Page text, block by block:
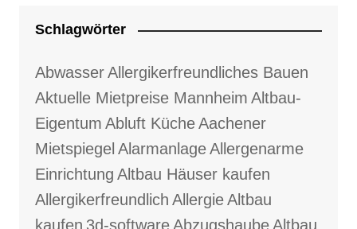
Schlagwörter
AbwasserAllergikerfreundliches Bauen
Aktuelle Mietpreise Mannheim Altbau-
Eigentum Abluft KücheAachener
Mietspiegel AlarmanlageAllergenarme
Einrichtung Altbau Häuser kaufen
Allergikerfreundlich AllergieAltbau
kaufen 3d-softwareAbzugshaubeAltbau